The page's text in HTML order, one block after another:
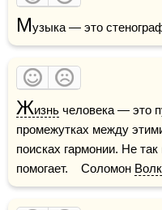
Музыка — это
Жизнь человека — это
промежутках между
поисках гармонии. Не
помогает.    Соломон